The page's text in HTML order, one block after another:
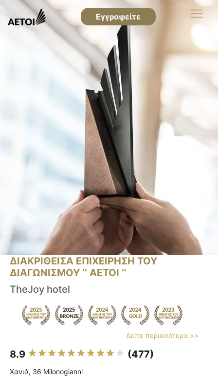
Εγγραφείτε
ΔΙΑΚΡΙΘΕΙΣΑ ΕΠΙΧΕΙΡΗΣΗ ΤΟΥ
ΔΙΑΓΩΝΙΣΜΟΥ ‘’ ΑΕΤΟΙ ‘’
TheJoy hotel
Δείτε περισσότερα >>
8.9 (477)
Χανιά, 36 Milonogianni